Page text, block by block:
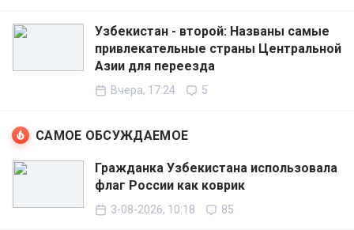
Узбекистан - второй: Названы самые
привлекательные страны Центральной
Азии для переезда
Вчера, 17:24 5
САМОЕ ОБСУЖДАЕМОЕ
Гражданка Узбекистана использовала
флаг России как коврик
3-08-2026, 10:18 85